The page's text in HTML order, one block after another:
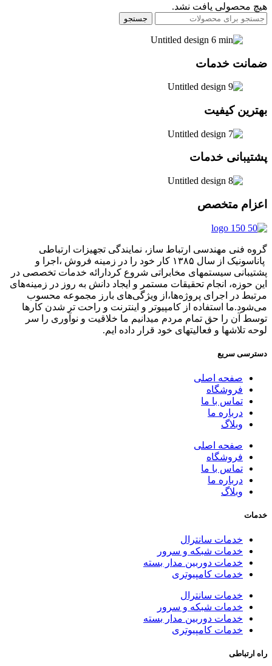
هیچ محصولی یافت نشد.
جستجو
ضمانت خدمات
بهترین کیفیت
پشتیبانی خدمات
اعزام متخصص
گروه فنی مهندسی ارتباط ساز، نمایندگی تجهیزات ارتباطی
پاناسونیک از سال ۱۳۸۵ کار خود را در زمینه فروش ،اجرا و
پشتیبانی سیستمهای مخابراتی شروع کردارائه خدمات تخصصی در
این حوزه، انجام تحقیقات مستمر و ایجاد دانش به‌ روز در زمینه‌های
مرتبط در اجرای پروژه‌ها،از ویژگی‌های بارز مجموعه محسوب
می‌شود.ما استفاده از کامپیوتر و اینترنت و راحت تر شدن کارها
توسط آن را حق تمام مردم میدانیم ما خلاقیت و نوآوری را سر
لوحه تلاشها و فعالیتهای خود قرار داده ایم.
دسترسی سریع
صفحه اصلی
فروشگاه
تماس با ما
درباره ما
وبلاگ
صفحه اصلی
فروشگاه
تماس با ما
درباره ما
وبلاگ
خدمات
خدمات سانترال
خدمات شبکه و سرور
خدمات دوربین مدار بسته
خدمات کامپیوتری
خدمات سانترال
خدمات شبکه و سرور
خدمات دوربین مدار بسته
خدمات کامپیوتری
راه ارتباطی